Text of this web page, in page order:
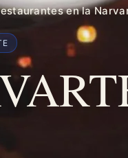
en la